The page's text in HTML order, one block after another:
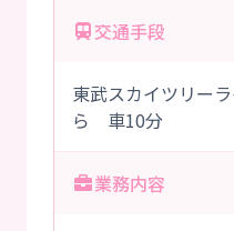
交通手段
東武スカイツリ
ら 車10分
業務内容